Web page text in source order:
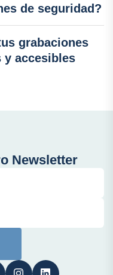
de seguridad?
grabaciones
y accesibles
Newsletter